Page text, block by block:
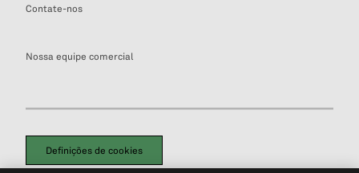
Contate-nos
Nossa equipe comercial
Definições de cookies